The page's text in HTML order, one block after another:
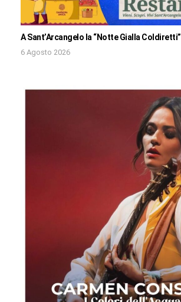
A Sant’Arcangelo la “Notte Gialla Coldiretti”
6 Agosto 2026